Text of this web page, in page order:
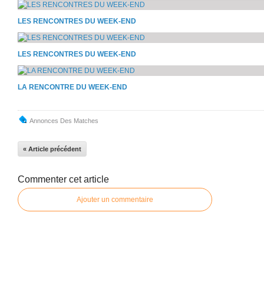
LES RENCONTRES DU WEEK-END
LES RENCONTRES DU WEEK-END
LA RENCONTRE DU WEEK-END
Annonces Des Matches
« Article précédent
Commenter cet article
Ajouter un commentaire